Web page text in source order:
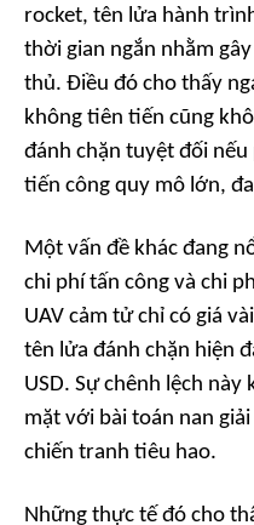
rocket, tên lửa hành
thời gian ngắn nhằm
thủ. Điều đó cho thấy
không tiên tiến cũng
đánh chặn tuyệt đối
tiến công quy mô lớn,
Một vấn đề khác đang
chi phí tấn công và chi
UAV cảm tử chỉ có giá
tên lửa đánh chặn hiện
USD. Sự chênh lệch này
mặt với bài toán nan
chiến tranh tiêu hao.
Những thực tế đó cho